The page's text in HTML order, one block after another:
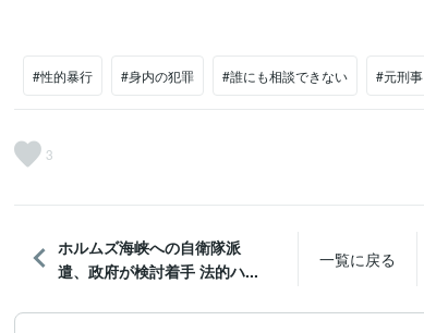
#性的暴行 #身内の犯罪 #誰にも相談できない #元刑事
3
ホルムズ海峡への自衛隊派
遣、政府が検討着手 法的ハ...
一覧に戻る